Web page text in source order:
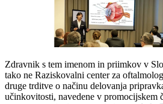
Zdravnik s tem imenom in priimkov v
tako ne Raziskovalni center za
druge trditve o načinu delovanja
učinkovitosti, navedene v promocijskem